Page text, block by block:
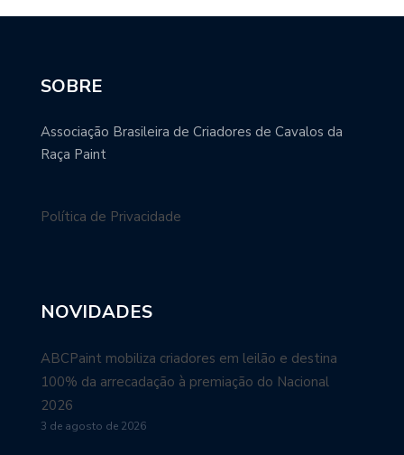
SOBRE
Associação Brasileira de Criadores de Cavalos da
Raça Paint
Política de Privacidade
NOVIDADES
ABCPaint mobiliza criadores em leilão e destina
100% da arrecadação à premiação do Nacional
2026
3 de agosto de 2026